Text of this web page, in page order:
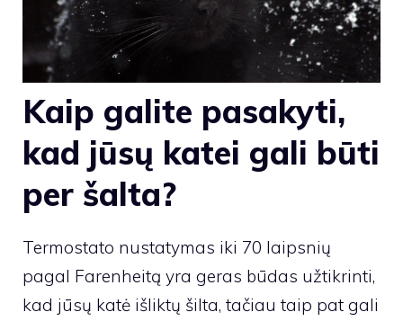
Kaip galite pasakyti,
kad jūsų katei gali būti
per šalta?
Termostato nustatymas iki 70 laipsnių
pagal Farenheitą yra geras būdas užtikrinti,
kad jūsų katė išliktų šilta, tačiau taip pat gali